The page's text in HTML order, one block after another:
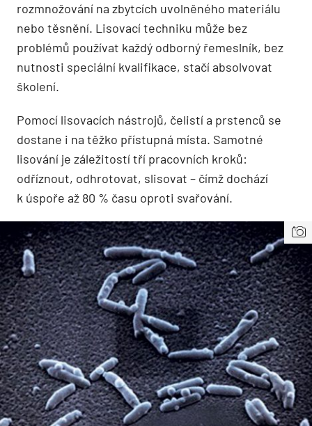
rozmnožování na zbytcích uvolněného materiálu
nebo těsnění. Lisovací techniku může bez
problémů používat každý odborný řemeslník, bez
nutnosti speciální kvalifikace, stačí absolvovat
školení.
Pomocí lisovacích nástrojů, čelistí a prstenců se
dostane i na těžko přístupná místa. Samotné
lisování je záležitostí tří pracovních kroků:
odříznout, odhrotovat, slisovat – čímž dochází
k úspoře až 80 % času oproti svařování.